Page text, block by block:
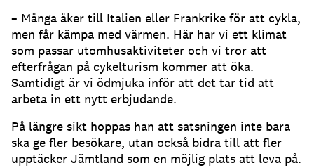
– Många åker till Italien eller Frankrike för att cykla,
men får kämpa med värmen. Här har vi ett klimat
som passar utomhusaktiviteter och vi tror att
efterfrågan på cykelturism kommer att öka.
Samtidigt är vi ödmjuka inför att det tar tid att
arbeta in ett nytt erbjudande.
På längre sikt hoppas han att satsningen inte bara
ska ge fler besökare, utan också bidra till att fler
upptäcker Jämtland som en möjlig plats att leva på.